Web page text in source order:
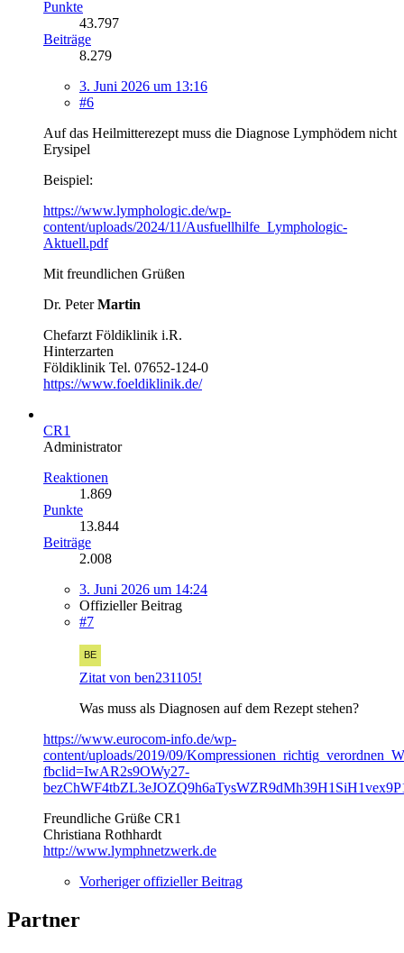
Punkte
43.797
Beiträge
8.279
3. Juni 2026 um 13:16
#6
Auf das Heilmitterezept muss die Diagnose Lymphödem nicht
Erysipel
Beispiel:
https://www.lymphologic.de/wp-
content/uploads/2024/11/Ausfuellhilfe_Lymphologic-
Aktuell.pdf
Mit freundlichen Grüßen
Dr. PeterMartin
Chefarzt Földiklinik i.R.
Hinterzarten
Földiklinik Tel. 07652-124-0
https://www.foeldiklinik.de/
CR1
Administrator
Reaktionen
1.869
Punkte
13.844
Beiträge
2.008
3. Juni 2026 um 14:24
Offizieller Beitrag
#7
Zitat von ben231105!
Was muss als Diagnosen auf dem Rezept stehen?
https://www.eurocom-info.de/wp-
content/uploads/2019/09/
fbclid=IwAR2s9OWy27-
Freundliche Grüße CR1
Christiana Rothhardt
http://www.lymphnetzwerk.de
Vorheriger offizieller Beitrag
Partner